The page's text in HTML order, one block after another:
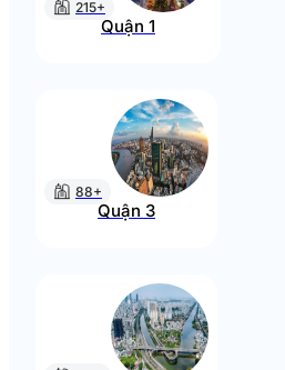
215+
Quận 1
88+
Quận 3